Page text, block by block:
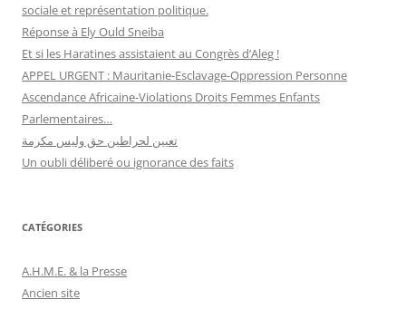
sociale et représentation politique.
Réponse à Ely Ould Sneiba
Et si les Haratines assistaient au Congrès d’Aleg !
APPEL URGENT : Mauritanie-Esclavage-Oppression Personne
Ascendance Africaine-Violations Droits Femmes Enfants
Parlementaires…
تعيين لحراطين حق وليس مكرمة
Un oubli déliberé ou ignorance des faits
CATÉGORIES
A.H.M.E. & la Presse
Ancien site